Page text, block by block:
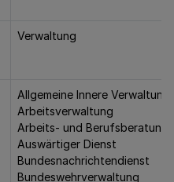
Verwaltung
Allgemeine Innere Verwaltung
Arbeitsverwaltung
Arbeits- und Berufsberatung
Auswärtiger Dienst
Bundesnachrichtendienst
Bundeswehrverwaltung